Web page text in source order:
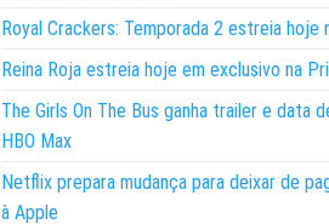
Royal Crackers: Temporada 2 estreia hoje
Reina Roja estreia hoje em exclusivo na
The Girls On The Bus ganha trailer e data
HBO Max
Netflix prepara mudança para deixar de
à Apple